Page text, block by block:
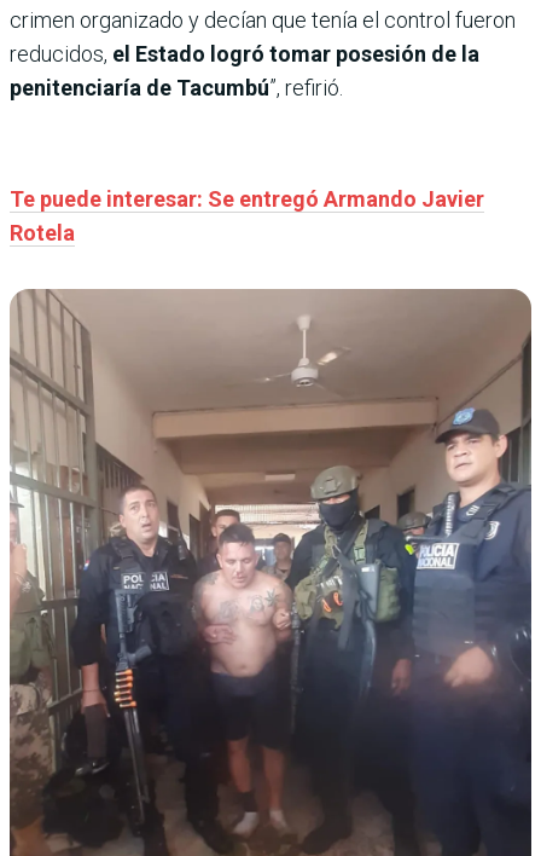
crimen organizado y decían que tenía el control fueron
reducidos, el Estado logró tomar posesión de la
penitenciaría de Tacumbú”, refirió.
Te puede interesar: Se entregó Armando Javier
Rotela